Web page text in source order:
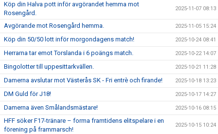
Köp din Halva pott inför avgörandet hemma mot
Rosengård.
2025-11-07 08:13
Avgörande mot Rosengård hemma. 2025-11-05 15:24
Köp din 50/50 lott inför morgondagens match! 2025-10-24 08:41
Herrarna tar emot Torslanda i 6 poängs match. 2025-10-22 14:07
Bingolotter till uppesittarkvällen. 2025-10-21 11:28
Damerna avslutar mot Västerås SK - Fri entrè och firande! 2025-10-18 13:23
DM Guld för J18! 2025-10-17 14:27
Damerna även Smålandsmästare! 2025-10-16 08:15
HFF söker F17-tränare – forma framtidens elitspelare i en
förening på frammarsch!
2025-10-15 10:24